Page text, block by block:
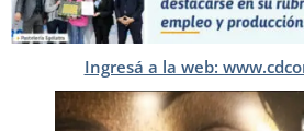
Ingresá a la web: